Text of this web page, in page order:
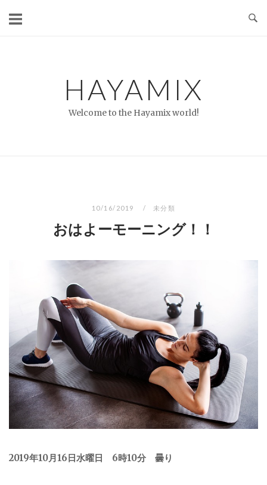
HAYAMIX
Welcome to the Hayamix world!
10/16/2019 未分類
おはよーモーニング！！
2019年10月16日水曜日 6時10分 曇り